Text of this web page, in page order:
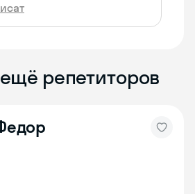
репетиторов